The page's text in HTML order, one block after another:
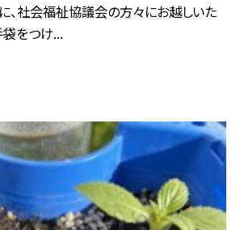
に、社会福祉協議会の方々にお越しいた
袋をつけ...